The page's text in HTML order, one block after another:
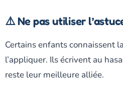
⚠️ Ne pas utiliser
Certains enfants connaissent
l’appliquer. Ils écrivent au
reste leur meilleure alliée.